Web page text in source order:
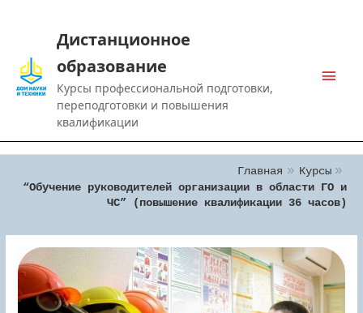
Дистанционное
образование
Курсы профессиональной подготовки,
переподготовки и повышения
квалификации
Main
Главная
Курсы
“Обучение руководителей организации в области ГО и
ЧС” (повышение квалификации 36 часов)